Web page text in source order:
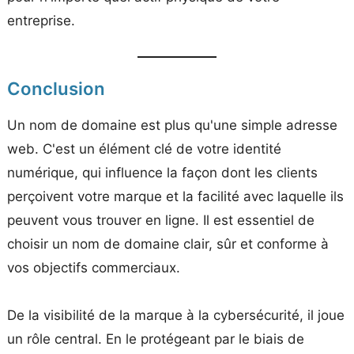
entreprise.
Conclusion
Un nom de domaine est plus qu'une simple adresse
web. C'est un élément clé de votre identité
numérique, qui influence la façon dont les clients
perçoivent votre marque et la facilité avec laquelle ils
peuvent vous trouver en ligne. Il est essentiel de
choisir un nom de domaine clair, sûr et conforme à
vos objectifs commerciaux.
De la visibilité de la marque à la cybersécurité, il joue
un rôle central. En le protégeant par le biais de